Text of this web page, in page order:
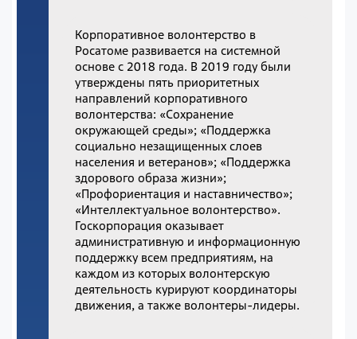
Корпоративное волонтерство в
Росатоме развивается на системной
основе с 2018 года. В 2019 году были
утверждены пять приоритетных
направлений корпоративного
волонтерства: «Сохранение
окружающей среды»; «Поддержка
социально незащищенных слоев
населения и ветеранов»; «Поддержка
здорового образа жизни»;
«Профориентация и наставничество»;
«Интеллектуальное волонтерство».
Госкорпорация оказывает
административную и информационную
поддержку всем предприятиям, на
каждом из которых волонтерскую
деятельность курируют координаторы
движения, а также волонтеры-лидеры.